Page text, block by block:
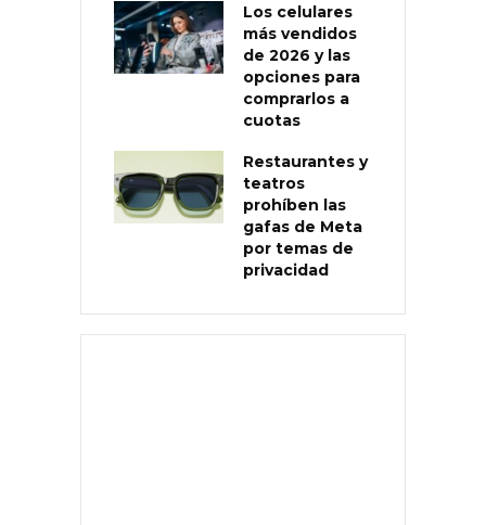
Los celulares
más vendidos
de 2026 y las
opciones para
comprarlos a
cuotas
Restaurantes y
teatros
prohíben las
gafas de Meta
por temas de
privacidad